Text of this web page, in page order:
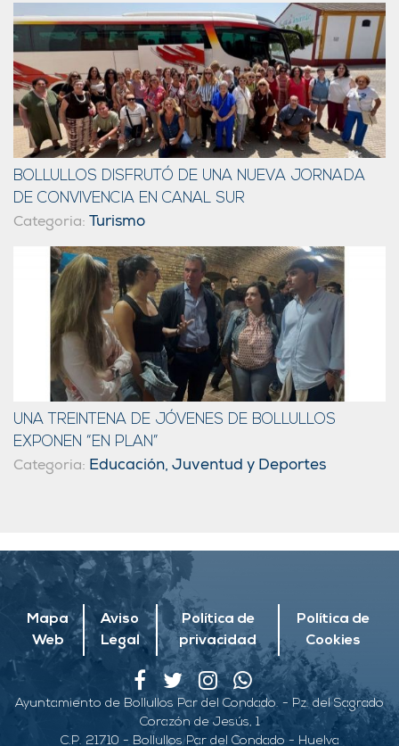
BOLLULLOS DISFRUTÓ DE UNA NUEVA JORNADA
DE CONVIVENCIA EN CANAL SUR
Categoria: Turismo
UNA TREINTENA DE JÓVENES DE BOLLULLOS
EXPONEN “EN PLAN”
Categoria: Educación, Juventud y Deportes
Mapa
Web
Aviso
Legal
Política de
privacidad
Política de
Cookies
Ayuntamiento de Bollullos Par del Condado. - Pz. del Sagrado
Corazón de Jesús, 1
C.P. 21710 - Bollullos Par del Condado - Huelva